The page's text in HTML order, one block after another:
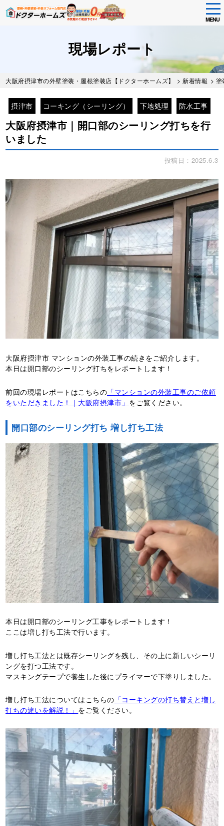
MENU
現場レポート
大阪府摂津市の外壁塗装・屋根塗装店【ドクターホームズ】 >新着情報 > 塗
摂津市 コーキング（シーリング） 下地処理 防水工事
大阪府摂津市｜開口部のシーリング打ちを行
いました
投稿日：2025.6.3
大阪府摂津市 マンションの外装工事の続きをご紹介します。
本日は開口部のシーリング打ちをレポートします！
前回の現場レポートはこちらの 「マンションの外装工事のご依頼
をいただきました！｜大阪府摂津市」 をご覧ください。
開口部のシーリング打ち 増し打ち工法
本日は開口部のシーリング工事をレポートします！
ここは増し打ち工法で行います。
増し打ち工法とは既存シーリングを残し、その上に新しいシーリ
ングを打つ工法です。
マスキングテープで養生した後にプライマーで下塗りしました。
増し打ち工法についてはこちらの 「コーキングの打ち替えと増し
打ちの違いを解説！」 をご覧ください。